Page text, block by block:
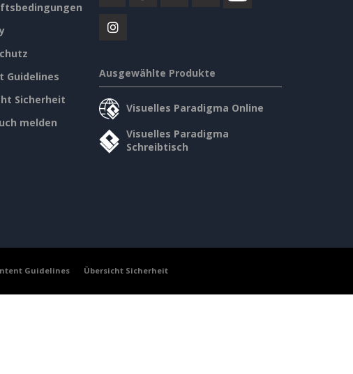
Guidelines
Sicherheit
melden
Ausgewählte Produkte
Visuelles Paradigma Online
Visuelles Paradigma
Schreibtisch
Guidelines Übersicht Sicherheit